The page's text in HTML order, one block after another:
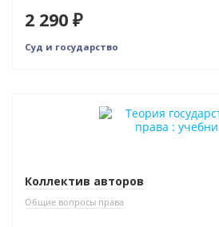
2 290 ₽
Суд и государство
Нет в наличии
Коллектив авторов
Общие вопросы права